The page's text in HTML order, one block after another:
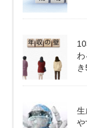
生
や